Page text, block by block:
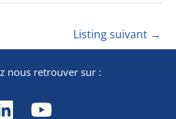
Listing suivant →
nous retrouver sur :